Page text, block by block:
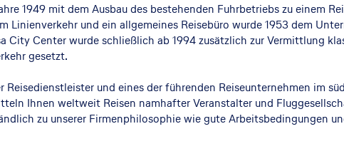
1949 mit dem Ausbau des bestehenden Fuhrbetriebs zu einem
Linienverkehr und ein allgemeines Reisebüro wurde 1953 dem
Center wurde schließlich ab 1994 zusätzlich zur Vermittlung
gesetzt.
und eines der führenden Reiseunternehmen im
Ihnen weltweit Reisen namhafter Veranstalter und
zu unserer Firmenphilosophie wie gute Arbeitsbedingungen